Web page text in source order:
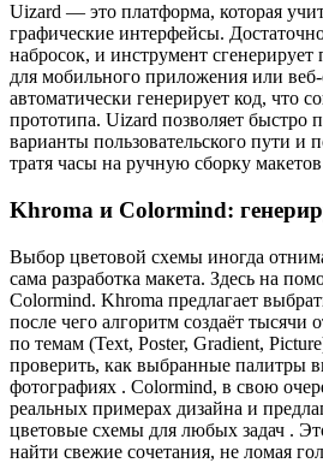
Uizard — это платформа, которая
графические интерфейсы.
набросок, и инструмент
для мобильного приложения или
автоматически генерирует код, что
прототипа. Uizard позволяет быстро
варианты пользовательского пути и
тратя часы на ручную сборку
Khroma и Colormind:
Выбор цветовой схемы иногда
сама разработка макета. Здесь на
Colormind. Khroma предлагает
после чего алгоритм создаёт тысячи
по темам (Text, Poster, Gradient,
проверить, как выбранные палитры
фотографиях . Colormind, в свою
реальных примерах дизайна и
цветовые схемы для любых задач .
найти свежие сочетания, не ломая